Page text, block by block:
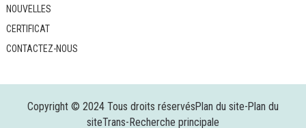
NOUVELLES
CERTIFICAT
CONTACTEZ-NOUS
Copyright © 2024 Tous droits réservésPlan du site-Plan du
siteTrans-Recherche principale